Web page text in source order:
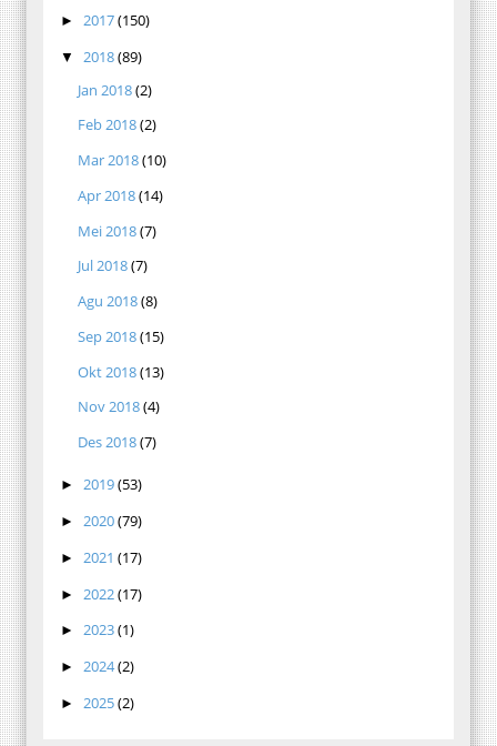
► 2017(150)
▼ 2018(89)
Jan 2018(2)
Feb 2018(2)
Mar 2018(10)
Apr 2018(14)
Mei 2018(7)
Jul 2018(7)
Agu 2018(8)
Sep 2018(15)
Okt 2018(13)
Nov 2018(4)
Des 2018(7)
► 2019(53)
► 2020(79)
► 2021 (17)
► 2022(17)
► 2023(1)
► 2024(2)
► 2025(2)